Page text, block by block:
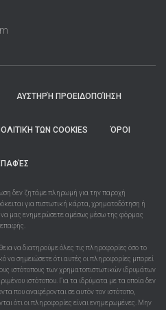
ΑΥΣΤΗΡΉ ΠΡΟΕΙΔΟΠΟΊΗΣΗ
ΤΩΝ COOKIES ΌΡΟΙ
δεν ζητάμε πληρωμή για την παροχή
για πιστωτική κάρτα, χρηματοδότηση ή
μας ενημερώσετε αμέσως μέσω της φόρμας
επαφής.
να διατηρούμε όλες τις πληροφορίες όσο το
να σημειώσετε ότι αυτές οι πληροφορίες μπορεί
ιστότοπους των χρηματοπιστωτικών ιδρυμάτων
ιστότοπου. Για τα ιδρύματα με τα οποία δεν
που αναφέρονται σε αυτόν τον ιστότοπο,
ότι οι πληροφορίες είναι ενημερωμένες. Μην